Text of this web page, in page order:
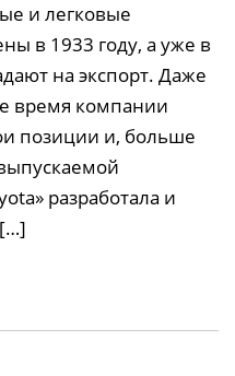
и легковые
в 1933 году, а уже в
на экспорт. Даже
время компании
позиции и, больше
разработала и